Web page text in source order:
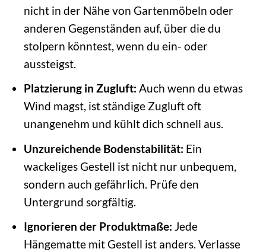
nicht in der Nähe von Gartenmöbeln oder
anderen Gegenständen auf, über die du
stolpern könntest, wenn du ein- oder
aussteigst.
Platzierung in Zugluft: Auch wenn du etwas
Wind magst, ist ständige Zugluft oft
unangenehm und kühlt dich schnell aus.
Unzureichende Bodenstabilität: Ein
wackeliges Gestell ist nicht nur unbequem,
sondern auch gefährlich. Prüfe den
Untergrund sorgfältig.
Ignorieren der Produktmaße: Jede
Hängematte mit Gestell ist anders. Verlasse